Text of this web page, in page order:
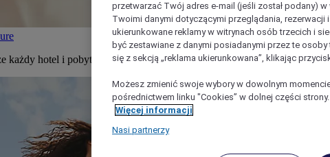
każdy hotel i pobyt w Mercure jest wyjątkowy
przetwarzać Twój adres e-mail (jeśli został podany)
Twoimi danymi dotyczącymi przeglądania,
ukierunkowane reklamy w witrynach osób trzecich i
być zestawiane z danymi posiadanymi przez te
się z sekcją „reklama ukierunkowana”, klikając
Możesz zmienić swoje wybory w dowolnym
pośrednictwem linku "Cookies” w dolnej części strony.
Więcej informacji
Nasi partnerzy